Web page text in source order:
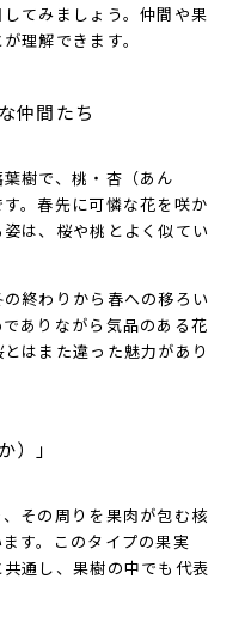
てみましょう。仲間や果
理解できます。
仲間たち
樹で、桃・杏（あん
。春先に可憐な花を咲か
は、桜や桃とよく似てい
終わりから春への移ろい
ありながら気品のある花
はまた違った魅力があり
）」
その周りを果肉が包む核
す。このタイプの果実
通し、果樹の中でも代表